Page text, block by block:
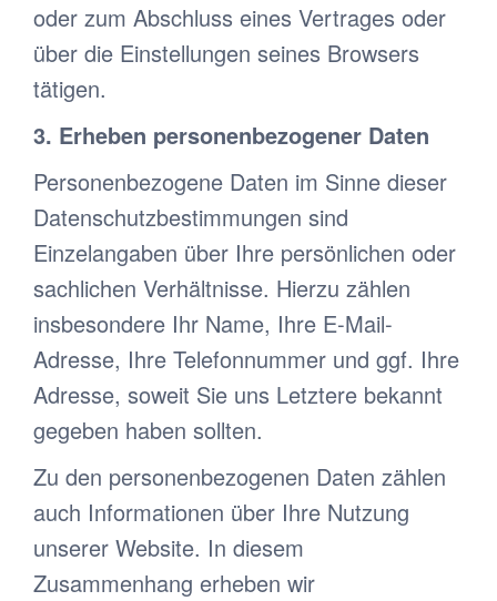
oder zum Abschluss eines Vertrages oder
über die Einstellungen seines Browsers
tätigen.
3. Erheben personenbezogener Daten
Personenbezogene Daten im Sinne dieser
Datenschutzbestimmungen sind
Einzelangaben über Ihre persönlichen oder
sachlichen Verhältnisse. Hierzu zählen
insbesondere Ihr Name, Ihre E-Mail-
Adresse, Ihre Telefonnummer und ggf. Ihre
Adresse, soweit Sie uns Letztere bekannt
gegeben haben sollten.
Zu den personenbezogenen Daten zählen
auch Informationen über Ihre Nutzung
unserer Website. In diesem
Zusammenhang erheben wir